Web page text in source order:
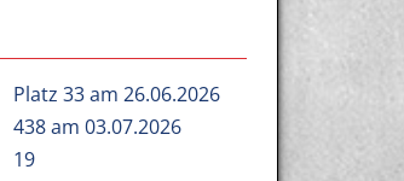
Platz 33 am 26.06.2026
438 am 03.07.2026
19